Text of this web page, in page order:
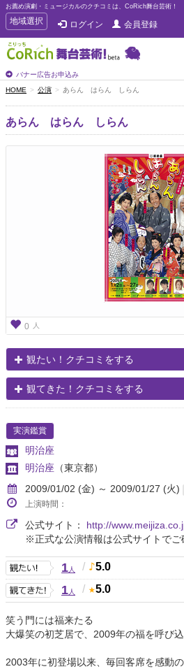
お薦め演劇・ミュージカルのクチコミは、CoRich舞台芸術！
T
o
g
g
e
n
a
v
i
地域選択 ログイン 会員登録
バナー広告お申込み
HOME 公演 あらん はらん しらん
あらん はらん しらん
0 人
観たい！クチコミをする
観てきた！クチコミをする
実演鑑賞
明治座
明治座 （東京都）
2009/01/02 (金) ～ 2009/01/27 (火)
上演時間：
公式サイト： http://
※正式な公演情報は公式サイトでご
1人 / 5.0
1人 / 5.0
笑う門には福来たる
大爆笑の初芝居で、2009年の福を呼び込
2003年に初登場以来、毎回客席を感動